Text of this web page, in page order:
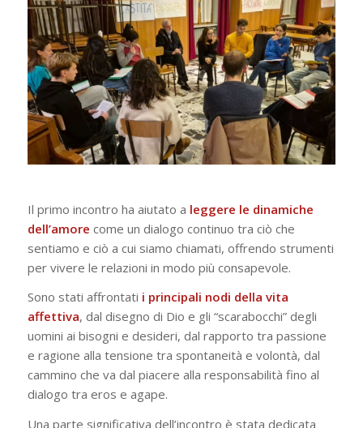
Il primo incontro ha aiutato a leggere le dinamiche
dell’amore come un dialogo continuo tra ciò che
sentiamo e ciò a cui siamo chiamati, offrendo strumenti
per vivere le relazioni in modo più consapevole.
Sono stati affrontati i principali nodi della vita
affettiva, dal disegno di Dio e gli “scarabocchi” degli
uomini ai bisogni e desideri, dal rapporto tra passione
e ragione alla tensione tra spontaneità e volontà, dal
cammino che va dal piacere alla responsabilità fino al
dialogo tra eros e agape.
Una parte significativa dell’incontro è stata dedicata